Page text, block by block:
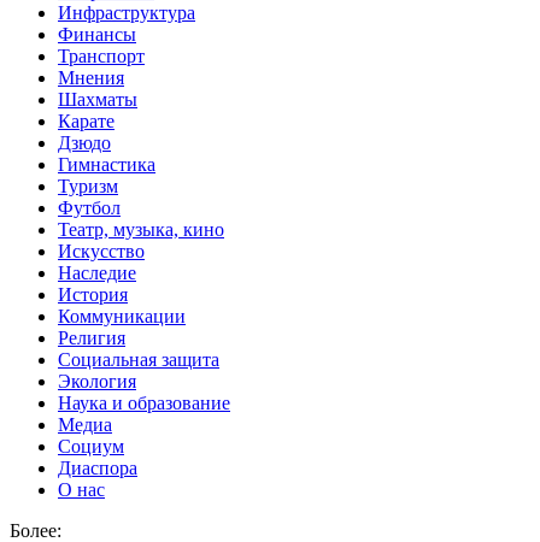
Инфраструктура
Финансы
Транспорт
Мнения
Шахматы
Карате
Дзюдо
Гимнастика
Туризм
Футбол
Театр, музыка, кино
Искусство
Наследие
История
Коммуникации
Религия
Социальная защита
Экология
Наука и образование
Медиа
Социум
Диаспора
О нас
Более: